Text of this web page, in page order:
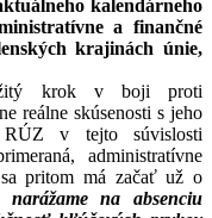
kalendárneho
a finančné
krajinách únie,
krok v boji proti
reálne skúsenosti s jeho
RÚZ v tejto súvislosti
administratívne
pritom má začať už o
na absenciu